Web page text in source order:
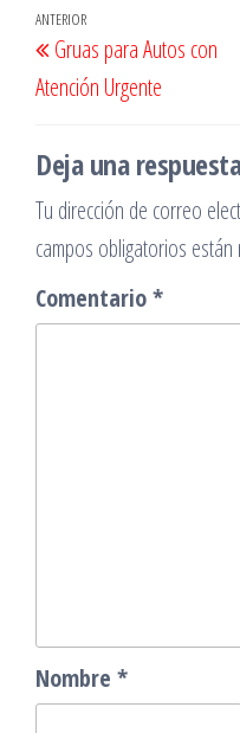
Navegación
de
entradas
Entrada
anterior
ANTERIOR
Gruas para Autos con
Atención Urgente
Deja una
Tu dirección de correo
campos obligatorios están
Comentario*
Nombre *